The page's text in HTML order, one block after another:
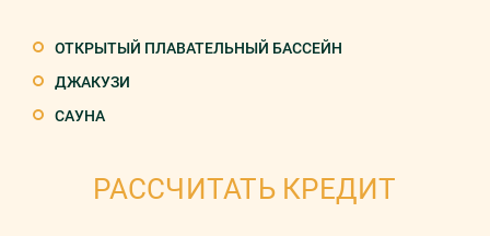
ОТКРЫТЫЙ ПЛАВАТЕЛЬНЫЙ БАССЕЙН
ДЖАКУЗИ
САУНА
РАССЧИТАТЬ КРЕДИТ